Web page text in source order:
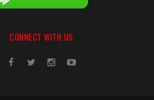
CONNECT WITH US